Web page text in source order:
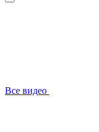
Все видео